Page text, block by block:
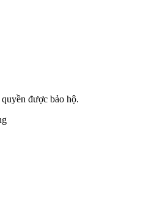
được bảo hộ.